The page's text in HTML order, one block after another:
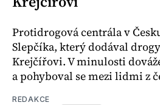
Protidrogová centrála v
Slepčíka, který dodával
Krejčířovi. V minulosti
a pohyboval se mezi lidmi z
REDAKCE